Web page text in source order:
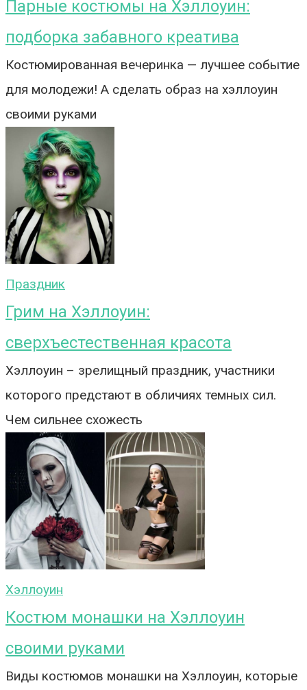
Парные костюмы на Хэллоуин:
подборка забавного креатива
Костюмированная вечеринка — лучшее событие
для молодежи! А сделать образ на хэллоуин
своими руками
Праздник
Грим на Хэллоуин:
сверхъестественная красота
Хэллоуин – зрелищный праздник, участники
которого предстают в обличиях темных сил.
Чем сильнее схожесть
Хэллоуин
Костюм монашки на Хэллоуин
своими руками
Виды костюмов монашки на Хэллоуин, которые